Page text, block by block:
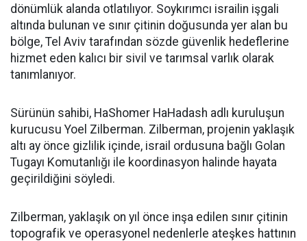
dönümlük alanda otlatılıyor. Soykırımcı israilin işgali
altında bulunan ve sınır çitinin doğusunda yer alan bu
bölge, Tel Aviv tarafından sözde güvenlik hedeflerine
hizmet eden kalıcı bir sivil ve tarımsal varlık olarak
tanımlanıyor.
Sürünün sahibi, HaShomer HaHadash adlı kuruluşun
kurucusu Yoel Zilberman. Zilberman, projenin yaklaşık
altı ay önce gizlilik içinde, israil ordusuna bağlı Golan
Tugayı Komutanlığı ile koordinasyon halinde hayata
geçirildiğini söyledi.
Zilberman, yaklaşık on yıl önce inşa edilen sınır çitinin
topografik ve operasyonel nedenlerle ateşkes hattının